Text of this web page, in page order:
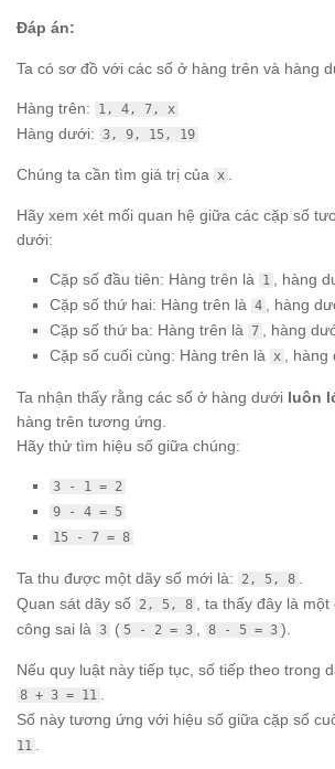
Đáp án:
Ta có sơ đồ với các số ở hàng trên và hàng
Hàng trên: 1, 4, 7, x
Hàng dưới: 3, 9, 15, 19
Chúng ta cần tìm giá trị của x
Hãy xem xét mối quan hệ giữa các cặp số
dưới:
Cặp số đầu tiên: Hàng trên là 1 , hàng
Cặp số thứ hai: Hàng trên là 4 , hàng
Cặp số thứ ba: Hàng trên là 7 , hàng
Cặp số cuối cùng: Hàng trên là x ,
Ta nhận thấy rằng các số ở hàng dưới luôn
hàng trên tương ứng.
Hãy thử tìm hiệu số giữa chúng:
3 - 1 = 2
9 - 4 = 5
15 - 7 = 8
Ta thu được một dãy số mới là: 2, 5, 8
Quan sát dãy số 2, 5, 8
, ta thấy đây là
công sai là 3 ( 5 - 2 = 3 8 - 5 = 3 ).
Nếu quy luật này tiếp tục, số tiếp theo trong
8 + 3 = 11
Số này tương ứng với hiệu số giữa cặp số
11